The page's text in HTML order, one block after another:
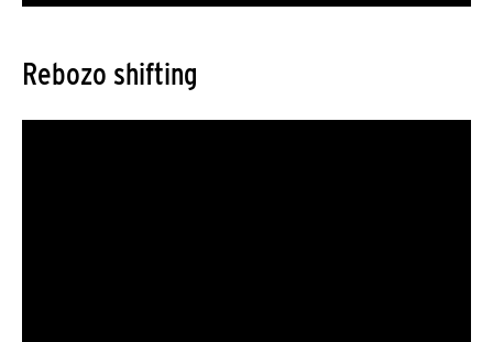
Rebozo shifting